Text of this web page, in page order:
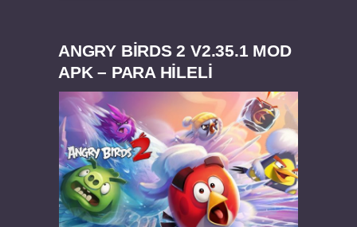
ANGRY BIRDS 2 V2.35.1 MOD
APK – PARA HİLELİ